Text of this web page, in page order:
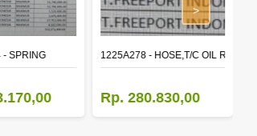
- SPRING 1225A278 - HOSE,T/C OIL
Rp. 280.830,00
>